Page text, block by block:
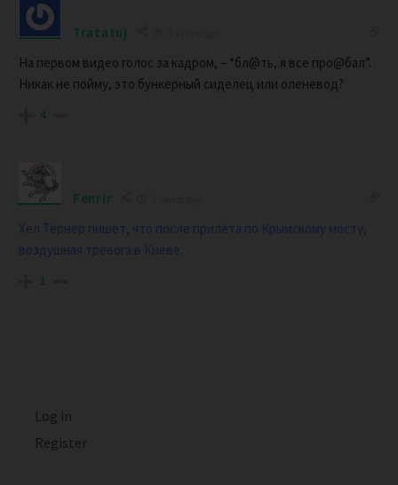
Tratatuj
На первом видео голос за кадром, – *бл@ть, я все про@бал”.
Никак не пойму, это бункерный сиделец или оленевод?
4
Fenrir
Хел Тёрнер пишет, что после прилёта по Крымскому мосту,
воздушная тревога в Киеве.
1
Log in
Register